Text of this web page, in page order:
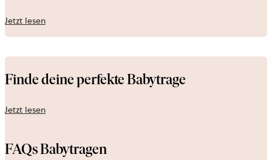
Jetzt lesen
Finde deine perfekte Babytrage
Jetzt lesen
FAQs Babytragen